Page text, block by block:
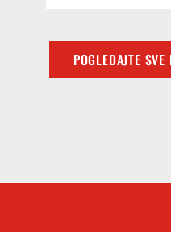
POGLEDAJTE